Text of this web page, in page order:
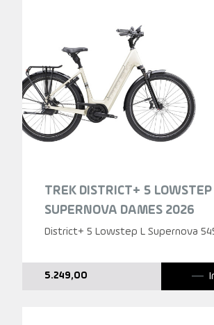
TREK DISTRICT+ 5 LOWSTEP
SUPERNOVA DAMES 2026
District+ 5 Lowstep L Supernova
5.249,00